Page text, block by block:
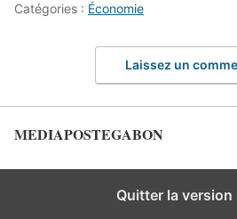
Catégories : Économie
Laissez un
MEDIAPOSTEGABON
Quitter la version